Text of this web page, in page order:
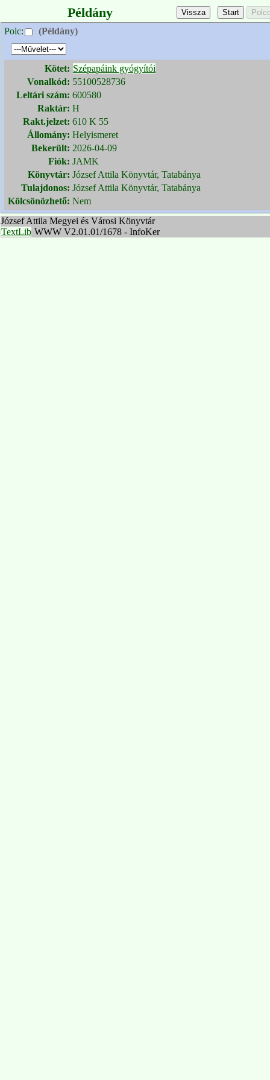
Példány
Polc: (Példány)
Kötet: Szépapáink gyógyítói
Vonalkód: 55100528736
Leltári szám: 600580
Raktár: H
Rakt.jelzet: 610 K 55
Állomány: Helyismeret
Bekerült: 2026-04-09
Fiók: JAMK
Könyvtár: József Attila Könyvtár, Tatabánya
Tulajdonos: József Attila Könyvtár, Tatabánya
Kölcsönözhető: Nem
József Attila Megyei és Városi Könyvtár
TextLib WWW V2.01.01/1678 - InfoKer